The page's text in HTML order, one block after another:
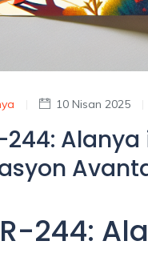
10 Nisan 2025
244:
244: